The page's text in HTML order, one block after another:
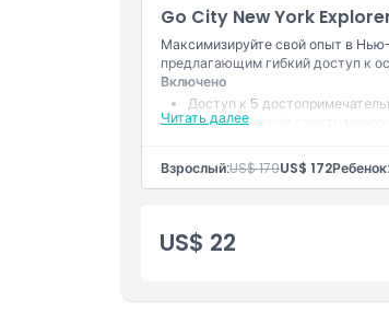
Go City New York
Максимизируйте свой опыт в
предлагающим гибкий доступ к
Читать далее
Включено
Доступ к 5
Вход в широкий спектр
Скидки и предложения в
Действительно в течение 30
Взрослый:US$ 179US$ 172Ребенок:
US$ 22